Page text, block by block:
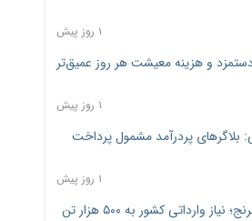
۱ روز پیش
و هزینه معیشت هر روز عمیق‌تر
۱ روز پیش
بلاگرهای پردرآمد مشمول پرداخت
۱ روز پیش
پیش‌بینی افزایش تولید برنج؛ نیاز وارداتی کشور به ۵۰۰ هزار تن